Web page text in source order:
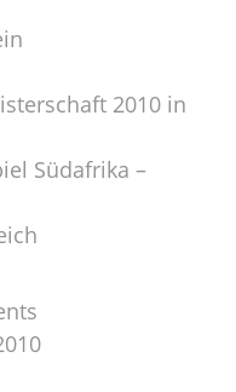
2010 in
Südafrika –